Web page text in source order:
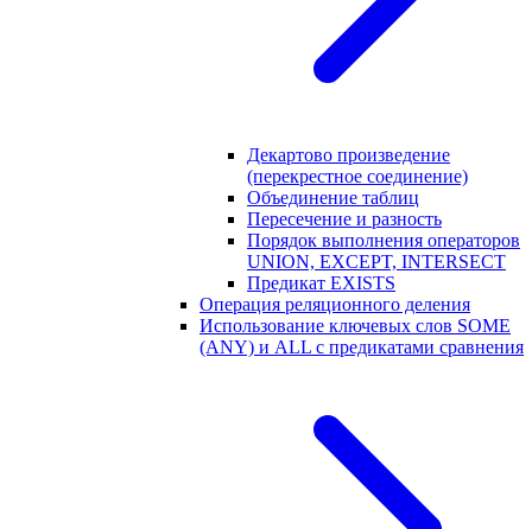
Декартово произведение
(перекрестное соединение)
Объединение таблиц
Пересечение и разность
Порядок выполнения операторов
UNION, EXCEPT, INTERSECT
Предикат EXISTS
Операция реляционного деления
Использование ключевых слов SOME
(ANY) и ALL с предикатами сравнения